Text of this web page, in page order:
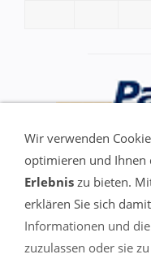
Wir verwenden
optimieren und Ihnen
Erlebnis zu bieten.
erklären Sie sich
Informationen und
zuzulassen oder sie